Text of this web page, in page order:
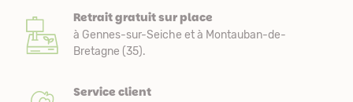
Retrait gratuit sur place
à Gennes-sur-Seiche et à Montauban-de-
Bretagne (35).
Service client